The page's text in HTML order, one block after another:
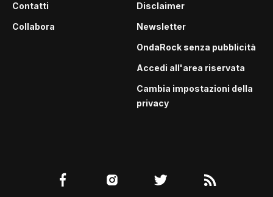
Contatti
Collabora
Disclaimer
Newsletter
OndaRock senza pubblicità
Accedi all'area riservata
Cambia impostazioni della
privacy